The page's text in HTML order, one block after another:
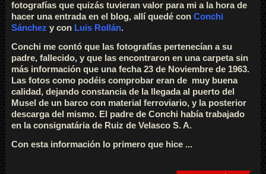
fotografías que quizás tuvieran valor para mi a la hora de
hacer una entrada en el blog, allí quedé con Conchi
Sánchez y conLuis Rollán.
Conchi me contó que las fotografías pertenecían a su
padre, fallecido, y que las encontraron en una carpeta sin
más información que una fecha 23 de Noviembre de 1963.
Las fotos como podéis comprobar eran de muy buena
calidad, dejando constancia de la llegada al puerto del
Musel de un barco con material ferroviario, y la posterior
descarga del mismo. El padre de Conchi había trabajado
en la consignatária de Ruiz de Velasco S. A.
Con esta información lo primero que hice ...